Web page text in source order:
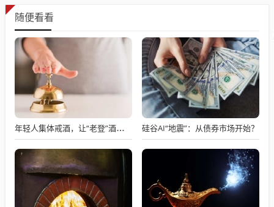
随便看看
年轻人集体戒酒，让“老登”酒企的天快塌了 硅谷AI“地震”：从债券市场开始？